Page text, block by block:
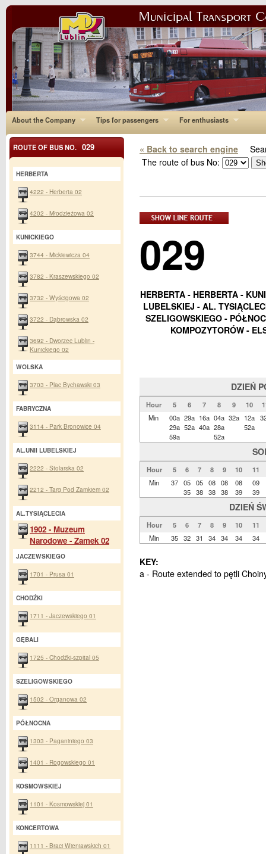
About the Company Tips for passengers For enthusiasts
« Back to search engine
The route of bus No:
029
HERBERTA - HERBERTA -
LUBELSKIEJ - AL.
SZELIGOWSKIEGO -
KOMPOZYTORÓW -
DZIEŃ
Hour 5 6 7 8 9 10
Min
00a
29a
59a
29a
52a
16a
40a
04a
28a
52a
32a 12a
52a
Hour 5 6 7 8 9 10
11
Min
37 05
35
05
38
08
38
08
38
08
39
09
39
DZIEŃ
Hour 5 6 7 8 9 10
11
Min
35 32 31 34 34 34 34
KEY:
a - Route extended to pętli
ROUTE OF BUS NO. 029
HERBERTA
4222 - Herberta 02
4202 - Młodzieżowa 02
KUNICKIEGO
3744 - Mickiewicza 04
3782 - Kraszewskiego 02
3732 - Wyścigowa 02
3722 - Dąbrowska 02
3692 - Dworzec Lublin -
Kunickiego 02
WOLSKA
3703 - Plac Bychawski 03
FABRYCZNA
3114 - Park Bronowice 04
AL.UNII LUBELSKIEJ
2222 - Stolarska 02
2212 - Targ Pod Zamkiem 02
AL.TYSIĄCLECIA
1902 - Muzeum
Narodowe - Zamek 02
JACZEWSKIEGO
1701 - Prusa 01
CHODŹKI
1711 - Jaczewskiego 01
GĘBALI
1725 - Chodźki-szpital 05
SZELIGOWSKIEGO
1502 - Organowa 02
PÓŁNOCNA
1303 - Paganiniego 03
1401 - Rogowskiego 01
KOSMOWSKIEJ
1101 - Kosmowskiej 01
KONCERTOWA
1111 - Braci Wieniawskich 01